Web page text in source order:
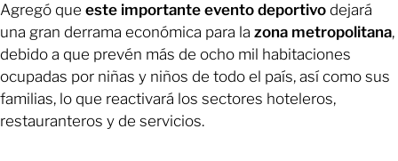
Agregó que este importante evento deportivo dejará
una gran derrama económica para la zona metropolitana,
debido a que prevén más de ocho mil habitaciones
ocupadas por niñas y niños de todo el país, así como sus
familias, lo que reactivará los sectores hoteleros,
restauranteros y de servicios.